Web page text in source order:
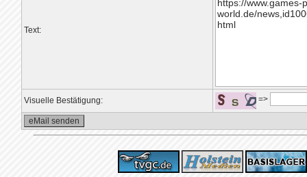
Text:
Visuelle Bestätigung: =>